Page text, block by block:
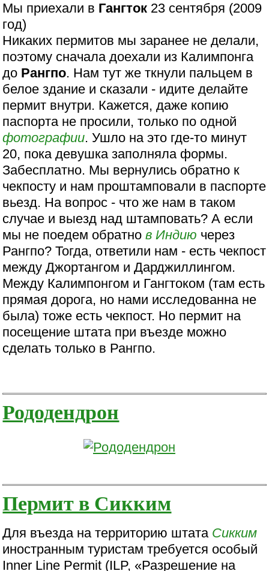
Мы приехали в Гангток 23 сентября (2009
год)
Никаких пермитов мы заранее не делали,
поэтому сначала доехали из Калимпонга
до Рангпо. Нам тут же ткнули пальцем в
белое здание и сказали - идите делайте
пермит внутри. Кажется, даже копию
паспорта не просили, только по одной
фотографии. Ушло на это где-то минут
20, пока девушка заполняла формы.
Забесплатно. Мы вернулись обратно к
чекпосту и нам проштамповали в паспорте
вьезд. На вопрос - что же нам в таком
случае и выезд над штамповать? А если
мы не поедем обратнов Индию через
Рангпо? Тогда, ответили нам - есть чекпост
между Джортангом и Дарджиллингом.
Между Калимпонгом и Гангтоком (там есть
прямая дорога, но нами исследованна не
была) тоже есть чекпост. Но пермит на
посещение штата при въезде можно
сделать только в Рангпо.
Рододендрон
Пермит в Сикким
Для въезда на территорию штата Сикким
иностранным туристам требуется особый
Inner Line Permit (ILP, «Разрешение на